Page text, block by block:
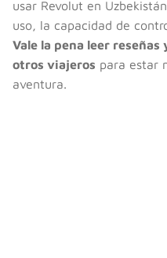
usar Revolut en
uso, la capacidad de
Vale la pena leer
otros viajeros para estar
aventura.